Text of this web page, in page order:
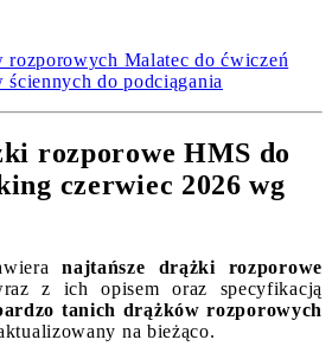
rozporowych Malatec do ćwiczeń
do podciągania
rozporowe HMS do
czerwiec 2026 wg
najtańsze drążki rozporowe
z ich opisem oraz specyfikacją
tanich drążków rozporowych
na bieżąco.